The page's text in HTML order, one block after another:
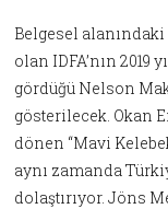
Belgesel
olan IDFA’nın 2019
gördüğü Nelson
gösterilecek. Okan
dönen “Mavi
aynı zamanda
dolaştırıyor. Jöns